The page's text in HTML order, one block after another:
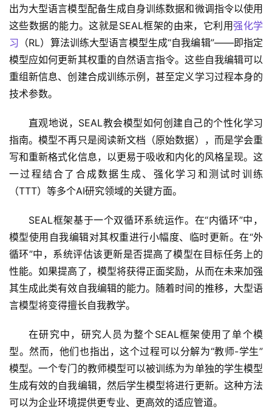
出为大型语言模型配备生成自身训练数据和微调指令以使用
这些数据的能力。这就是SEAL框架的由来，它利用强化学
习 （RL）算法训练大型语言模型生成“自我编辑”——即指定
模型应如何更新其权重的自然语言指令。这些自我编辑可以
重组新信息、创建合成训练示例，甚至定义学习过程本身的
技术参数。
直观地说，SEAL教会模型如何创建自己的个性化学习
指南。模型不再只是阅读新文档（原始数据），而是学会重
写和重新格式化信息，以更易于吸收和内化的风格呈现。这
一过程结合了合成数据生成、强化学习和测试时训练
（TTT）等多个AI研究领域的关键方面。
SEAL框架基于一个双循环系统运作。在“内循环”中，
模型使用自我编辑对其权重进行小幅度、临时更新。在“外
循环”中，系统评估该更新是否提高了模型在目标任务上的
性能。如果提高了，模型将获得正面奖励，从而在未来加强
其生成此类有效自我编辑的能力。随着时间的推移，大型语
言模型将变得擅长自我教学。
在研究中，研究人员为整个SEAL框架使用了单个模
型。然而，他们也指出，这个过程可以分解为“教师-学生”
模型。一个专门的教师模型可以被训练为为单独的学生模型
生成有效的自我编辑，然后学生模型将进行更新。这种方法
可以为企业环境提供更专业、更高效的适应管道。